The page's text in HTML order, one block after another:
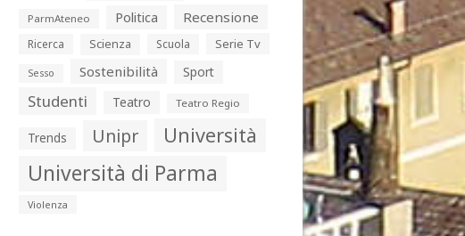
ParmAteneo Politica Recensione
Ricerca Scienza Scuola Serie Tv
Sesso Sostenibilità Sport
Studenti Teatro Teatro Regio
Trends Unipr Università
Università di Parma
Violenza